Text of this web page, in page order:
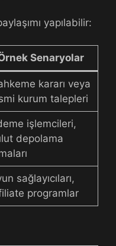
yapılabilir:
Senaryolar
kararı veya
kurum talepleri
işlemcileri,
depolama
sağlayıcıları,
programlar